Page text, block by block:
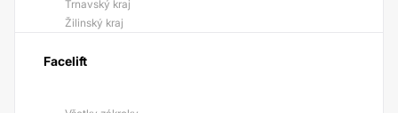
Trnavský kraj
Žilinský kraj
Facelift